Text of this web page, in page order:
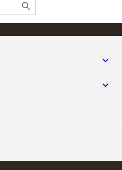


